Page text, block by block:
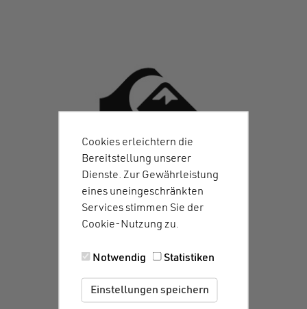
Cookies erleichtern die
Bereitstellung unserer
Dienste. Zur Gewährleistung
eines uneingeschränkten
Services stimmen Sie der
Cookie-Nutzung zu.
Notwendig Statistiken
Einstellungen speichern